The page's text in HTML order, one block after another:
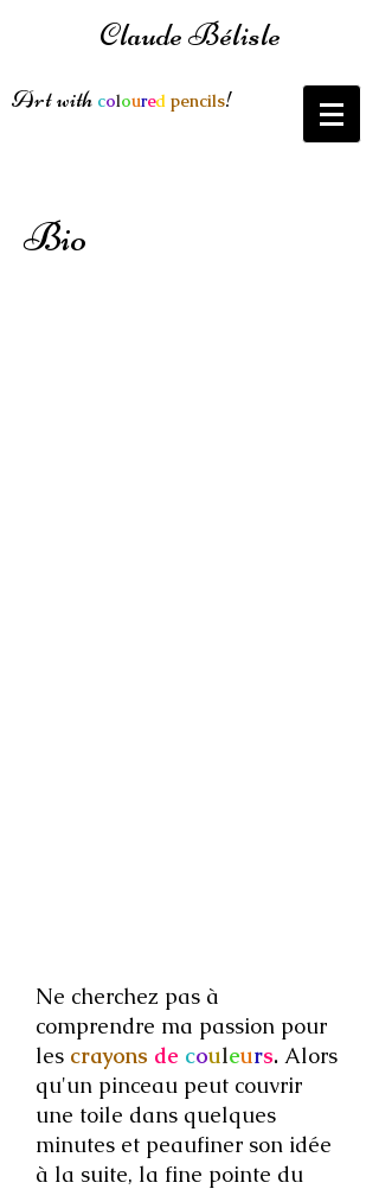
Claude Bélisle
Art with coloured pencils!
Bio
Ne cherchez pas à
comprendre ma passion pour
les crayons de couleurs. Alors
qu'un pinceau peut couvrir
une toile dans quelques
minutes et peaufiner son idée
à la suite, la fine pointe du